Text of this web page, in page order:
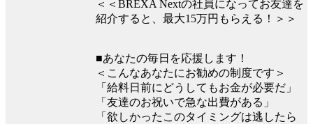
＜＜BREXA Nextの社員になってお友達を
紹介すると、最大15万円もらえる！＞＞
■あなたの毎日を応援します！
＜こんなあなたにお勧めの制度です＞
「給料日前にどうしてもお金が必要だ」
「友達のお祝いで急な出費がある」
「欲しかったこのタイミングは逃したら